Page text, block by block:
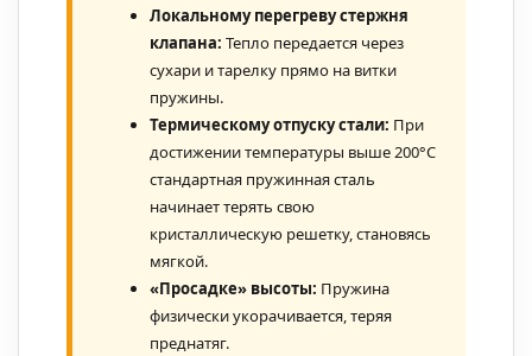
Локальному перегреву стержня
клапана: Тепло передается через
сухари и тарелку прямо на витки
пружины.
Термическому отпуску стали: При
достижении температуры выше 200°C
стандартная пружинная сталь
начинает терять свою
кристаллическую решетку, становясь
мягкой.
«Просадке» высоты: Пружина
физически укорачивается, теряя
преднатяг.